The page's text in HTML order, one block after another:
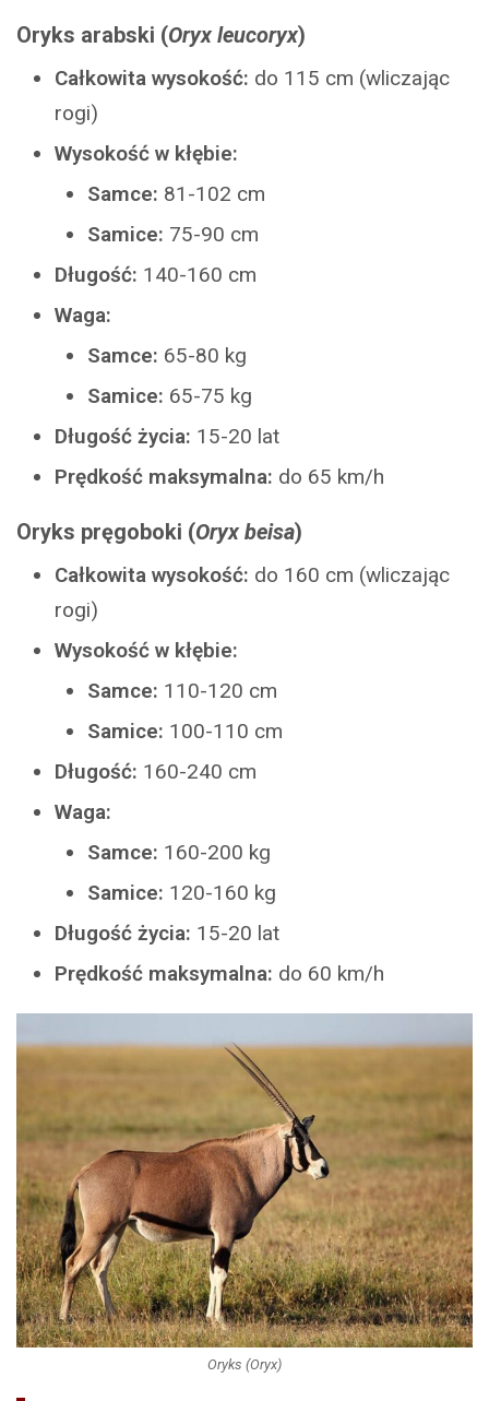
Oryks arabski (Oryx leucoryx)
Całkowita wysokość: do 115 cm (wliczając
rogi)
Wysokość w kłębie:
Samce: 81-102 cm
Samice: 75-90 cm
Długość: 140-160 cm
Waga:
Samce: 65-80 kg
Samice: 65-75 kg
Długość życia: 15-20 lat
Prędkość maksymalna: do 65 km/h
Oryks pręgoboki (Oryx beisa)
Całkowita wysokość: do 160 cm (wliczając
rogi)
Wysokość w kłębie:
Samce: 110-120 cm
Samice: 100-110 cm
Długość: 160-240 cm
Waga:
Samce: 160-200 kg
Samice: 120-160 kg
Długość życia: 15-20 lat
Prędkość maksymalna: do 60 km/h
Oryks (Oryx)